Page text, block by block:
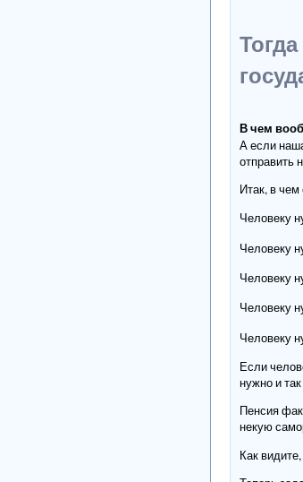
В чем
А если
отправить
Итак, в
Человеку
Человеку
Человеку
Человеку
Человеку
Если
нужно и
Пенсия
некую
Как